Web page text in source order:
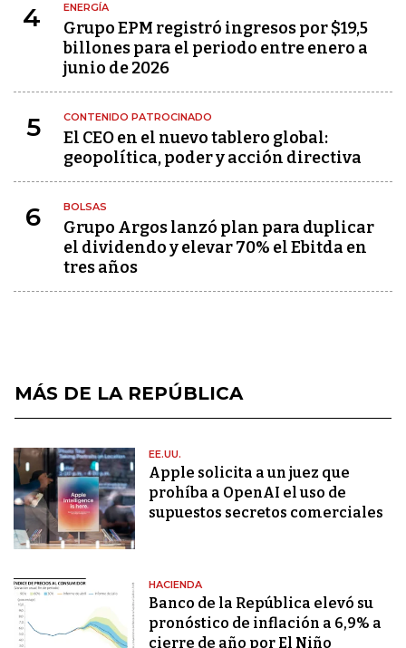
4 ENERGÍA
Grupo EPM registró ingresos por $19,5
billones para el periodo entre enero a
junio de 2026
5 CONTENIDO PATROCINADO
El CEO en el nuevo tablero global:
geopolítica, poder y acción directiva
6 BOLSAS
Grupo Argos lanzó plan para duplicar
el dividendo y elevar 70% el Ebitda en
tres años
MÁS DE LA REPÚBLICA
EE.UU.
Apple solicita a un juez que
prohíba a OpenAI el uso de
supuestos secretos comerciales
HACIENDA
Banco de la República elevó su
pronóstico de inflación a 6,9% a
cierre de año por El Niño